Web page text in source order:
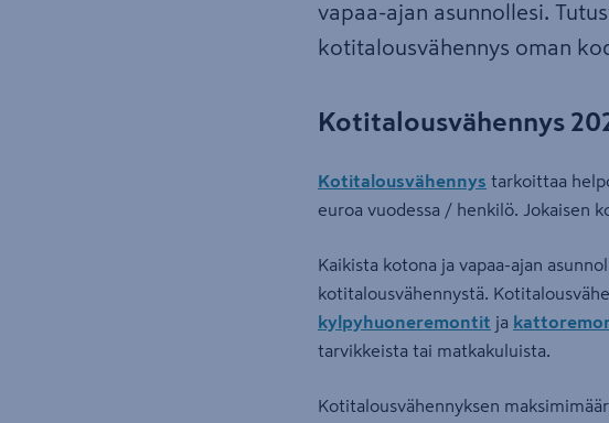
vapaa-ajan asunnollesi.
kotitalousvähennys oman
Kotitalousvähennys
Kotitalousvähennys tarkoittaa
euroa vuodessa / henkilö. Jokaisen
Kaikista kotona ja vapaa-ajan
kotitalousvähennystä.
kylpyhuoneremontit ja
tarvikkeista tai matkakuluista.
Kotitalousvähennyksen